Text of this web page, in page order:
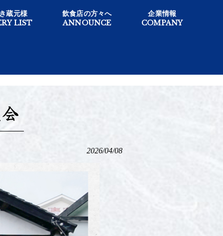
蔵元様
LIST
飲食店の方々へ
ANNOUNCE
企業情報
COMPANY
2026/04/08